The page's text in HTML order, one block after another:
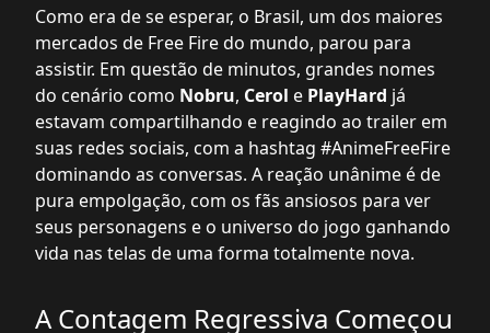
Como era de se esperar, o Brasil, um dos maiores
mercados de Free Fire do mundo, parou para
assistir. Em questão de minutos, grandes nomes
do cenário como Nobru, Cerol e PlayHard já
estavam compartilhando e reagindo ao trailer em
suas redes sociais, com a hashtag #AnimeFreeFire
dominando as conversas. A reação unânime é de
pura empolgação, com os fãs ansiosos para ver
seus personagens e o universo do jogo ganhando
vida nas telas de uma forma totalmente nova.
A Contagem Regressiva Começou